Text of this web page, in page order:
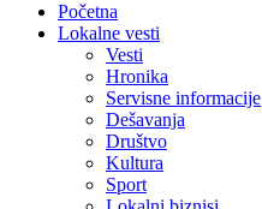
Početna
Lokalne vesti
Vesti
Hronika
Servisne informacije
Dešavanja
Društvo
Kultura
Sport